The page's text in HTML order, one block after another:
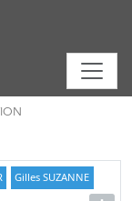
Gilles SUZANNE